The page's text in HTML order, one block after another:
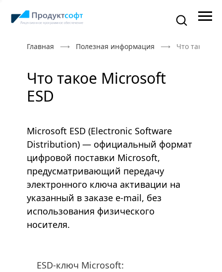
Главная Полезная информация Что такое
Что такое Microsoft
ESD
Microsoft ESD (Electronic Software
Distribution) — официальный формат
цифровой поставки Microsoft,
предусматривающий передачу
электронного ключа активации на
указанный в заказе e-mail, без
использования физического
носителя.
ESD-ключ Microsoft: